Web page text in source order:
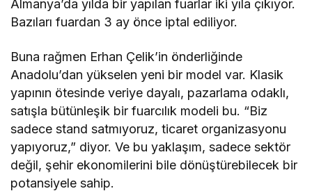
Almanya’da yılda bir yapılan fuarlar iki yıla çıkıyor.
Bazıları fuardan 3 ay önce iptal ediliyor.
Buna rağmen Erhan Çelik’in önderliğinde
Anadolu’dan yükselen yeni bir model var. Klasik
yapının ötesinde veriye dayalı, pazarlama odaklı,
satışla bütünleşik bir fuarcılık modeli bu. “Biz
sadece stand satmıyoruz, ticaret organizasyonu
yapıyoruz,” diyor. Ve bu yaklaşım, sadece sektör
değil, şehir ekonomilerini bile dönüştürebilecek bir
potansiyele sahip.